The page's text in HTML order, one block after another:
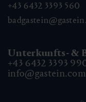
+43 6432 3393 560
Unterkunfts- &
+43 6432 3393
info@gastein.com